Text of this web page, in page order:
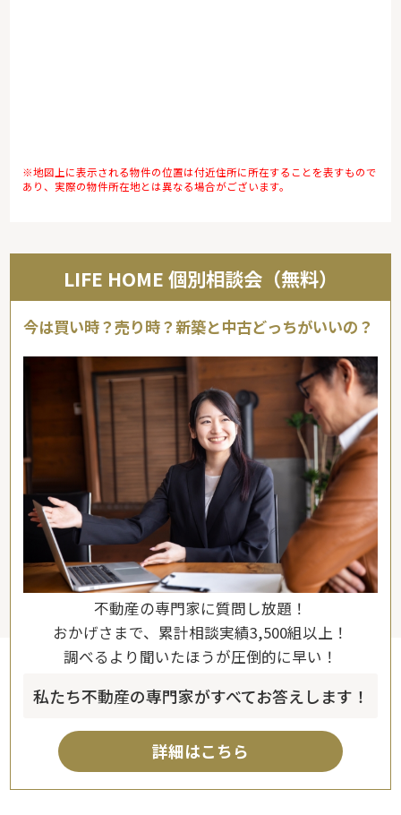
※地図上に表示される物件の位置は付近住所に所在することを表すもので
あり、実際の物件所在地とは異なる場合がございます。
LIFE HOME 個別相談会（無料）
今は買い時？売り時？新築と中古どっちがいいの？
不動産の専門家に質問し放題！
おかげさまで、累計相談実績3,500組以上！
調べるより聞いたほうが圧倒的に早い！
私たち不動産の専門家がすべてお答えします！
詳細はこちら